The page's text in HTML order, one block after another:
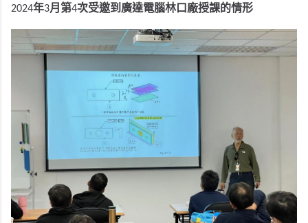
2024年3月 第4次受邀到 廣達電腦林口廠授課的情形